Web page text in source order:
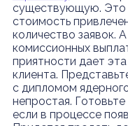
существующую. Это
стоимость
количество заявок.
комиссионных
приятности дает
клиента.
с дипломом
непростая.
если в процессе